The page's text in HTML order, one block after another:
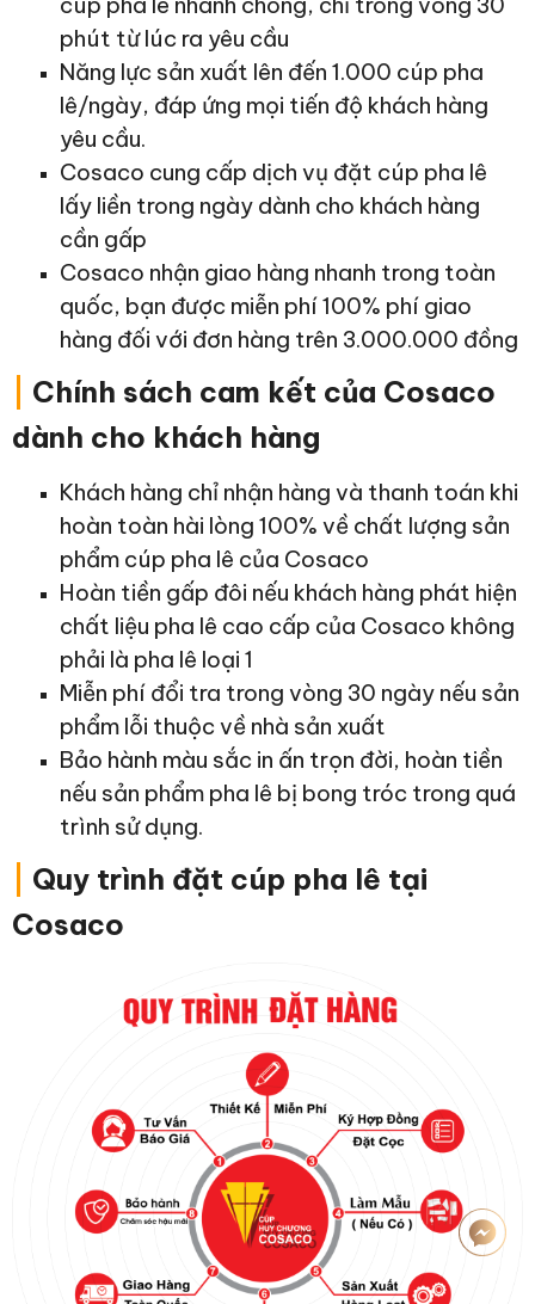
phút từ lúc ra yêu cầu
Năng lực sản xuất lên đến 1.000 cúp pha
lê/ngày, đáp ứng mọi tiến độ khách hàng
yêu cầu.
Cosaco cung cấp dịch vụ đặt cúp pha lê
lấy liền trong ngày dành cho khách hàng
cần gấp
Cosaco nhận giao hàng nhanh trong toàn
quốc, bạn được miễn phí 100% phí giao
hàng đối với đơn hàng trên 3.000.000 đồng
Chính sách cam kết của Cosaco
dành cho khách hàng
Khách hàng chỉ nhận hàng và thanh toán khi
hoàn toàn hài lòng 100% về chất lượng sản
phẩm cúp pha lê của Cosaco
Hoàn tiền gấp đôi nếu khách hàng phát hiện
chất liệu pha lê cao cấp của Cosaco không
phải là pha lê loại 1
Miễn phí đổi tra trong vòng 30 ngày nếu sản
phẩm lỗi thuộc về nhà sản xuất
Bảo hành màu sắc in ấn trọn đời, hoàn tiền
nếu sản phẩm pha lê bị bong tróc trong quá
trình sử dụng.
Quy trình đặt cúp pha lê tại
Cosaco